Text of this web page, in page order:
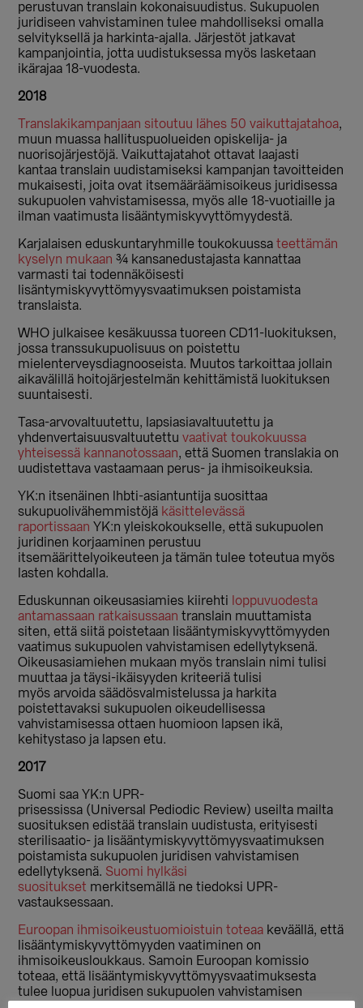
perustuvan translain kokonaisuudistus. Sukupuolen
juridiseen vahvistaminen tulee mahdolliseksi omalla
selvityksellä ja harkinta-ajalla. Järjestöt jatkavat
kampanjointia, jotta uudistuksessa myös lasketaan
ikärajaa 18-vuodesta.
2018
Translakikampanjaan sitoutuu lähes 50 vaikuttajatahoa,
muun muassa hallituspuolueiden opiskelija- ja
nuorisojärjestöjä. Vaikuttajatahot ottavat laajasti
kantaa translain uudistamiseksi kampanjan tavoitteiden
mukaisesti, joita ovat itsemääräämisoikeus juridisessa
sukupuolen vahvistamisessa, myös alle 18-vuotiaille ja
ilman vaatimusta lisääntymiskyvyttömyydestä.
Karjalaisen eduskuntaryhmille toukokuussateettämän
kyselyn mukaan ¾ kansanedustajasta kannattaa
varmasti tai todennäköisesti
lisäntymiskyvyttömyysvaatimuksen poistamista
translaista.
WHO julkaisee kesäkuussa tuoreen CD11-luokituksen,
jossa transsukupuolisuus on poistettu
mielenterveysdiagnooseista. Muutos tarkoittaa jollain
aikavälillä hoitojärjestelmän kehittämistä luokituksen
suuntaisesti.
Tasa-arvovaltuutettu, lapsiasiavaltuutettu ja
yhdenvertaisuusvaltuutettuvaativat toukokuussa
yhteisessä kannanotossaan, että Suomen translakia on
uudistettava vastaamaan perus- ja ihmisoikeuksia.
YK:n itsenäinen lhbti-asiantuntija suosittaa
sukupuolivähemmistöjä käsittelevässä
raportissaan YK:n yleiskokoukselle, että sukupuolen
juridinen korjaaminen perustuu
itsemäärittelyoikeuteen ja tämän tulee toteutua myös
lasten kohdalla.
Eduskunnan oikeusasiamies kiirehti loppuvuodesta
antamassaan ratkaisussaan translain muuttamista
siten, että siitä poistetaan lisääntymiskyvyttömyyden
vaatimus sukupuolen vahvistamisen edellytyksenä.
Oikeusasiamiehen mukaan myös translain nimi tulisi
muuttaa ja täysi-ikäisyyden kriteeriä tulisi
myös arvoida säädösvalmistelussa ja harkita
poistettavaksi sukupuolen oikeudellisessa
vahvistamisessa ottaen huomioon lapsen ikä,
kehitystaso ja lapsen etu.
2017
Suomi saa YK:n UPR-
prisessissa (Universal Pediodic Review) useilta mailta
suosituksen edistää translain uudistusta, erityisesti
sterilisaatio- ja lisääntymiskyvyttömyysvaatimuksen
poistamista sukupuolen juridisen vahvistamisen
edellytyksenä. Suomi hylkäsi
suositukset merkitsemällä ne tiedoksi UPR-
vastauksessaan.
Euroopan ihmisoikeustuomioistuin toteaa keväällä, että
lisääntymiskyvyttömyyden vaatiminen on
ihmisoikeusloukkaus. Samoin Euroopan komissio
toteaa, että lisääntymiskyvyttömyysvaatimuksesta
tulee luopua juridisen sukupuolen vahvistamisen